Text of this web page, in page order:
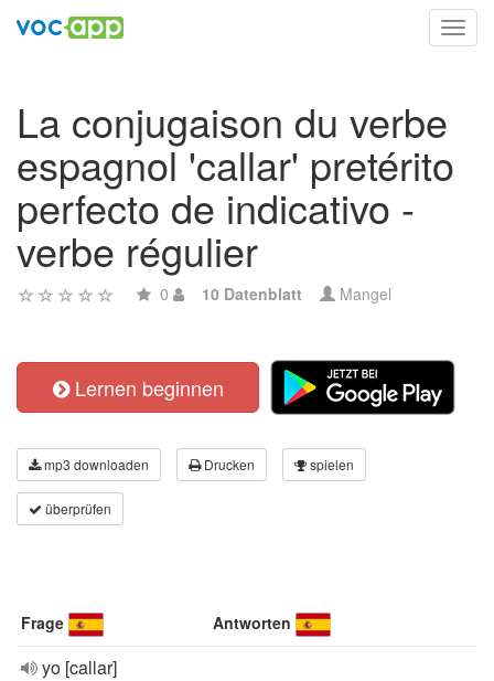
La conjugaison du verbe
espagnol 'callar' pretérito
perfecto de indicativo -
verbe régulier
0 10 Datenblatt Mangel
Lernen beginnen
mp3 downloaden Drucken spielen
überprüfen
Frage Antworten
yo [callar]